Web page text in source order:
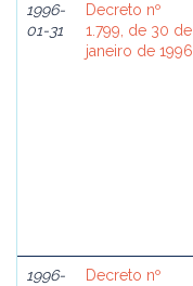
1996-
01-31
Decreto nº
1.799, de 30 de
janeiro de 1996
1996-
Decreto nº